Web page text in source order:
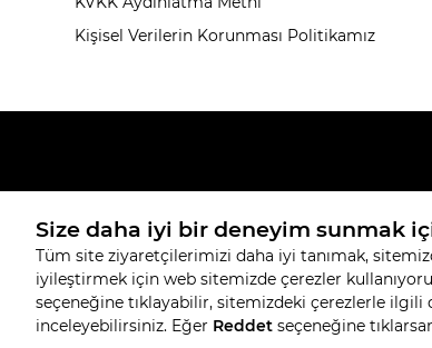
Kişisel Verilerin Korunması Politikamız